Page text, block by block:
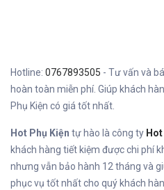
Hotline: 0767893505 - Tư vấn và
hoàn toàn miễn phí. Giúp khách
Phụ Kiện có giá tốt nhất.
Hot Phụ Kiện tự hào là công ty
khách hàng tiết kiệm được chi phí
nhưng vẫn bảo hành 12 tháng và
phục vụ tốt nhất cho quý khách